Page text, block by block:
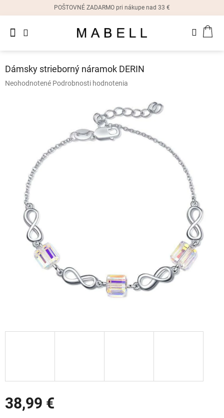
POŠTOVNÉ ZADARMO pri nákupe nad 33 €
Dámske
náušnice
náhrdelníky
Dámske
hodinky
Ostatné
Zľavy
Dámsky strieborný náramok DERIN
Priemerné
Neohodnotené Podrobnosti hodnotenia
38,99 €